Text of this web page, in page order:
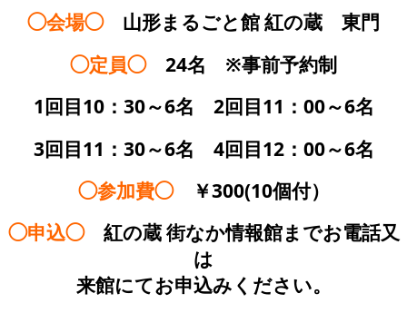
◯会場◯山形まるごと館 紅の蔵 東門
◯定員◯24名 ※事前予約制
1回目10：30～6名 2回目11：00～6名
3回目11：30～6名 4回目12：00～6名
◯参加費◯￥300(10個付）
◯申込◯紅の蔵 街なか情報館までお電話又
は
来館にてお申込みください。